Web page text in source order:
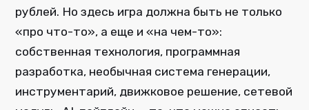
рублей. Но здесь игра должна быть не только
«про что-то», а еще и «на чем-то»:
собственная технология, программная
разработка, необычная система генерации,
инструментарий, движковое решение, сетевой